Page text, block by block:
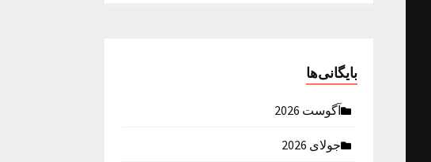
بایگانی‌ها
آگوست 2026
جولای 2026